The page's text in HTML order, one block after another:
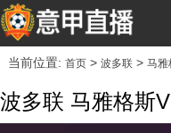
当前位置: 首页> 波多联> 马雅
波多联 马雅格斯